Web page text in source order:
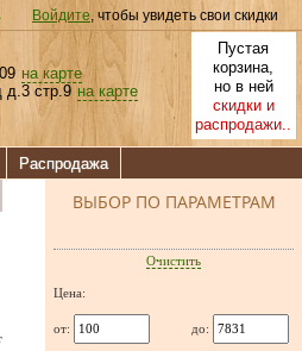
Войдите, чтобы увидеть свои скидки
Пустая
корзина,
но в ней
скидки и
распродажи..
на карте
д.3 стр.9 на карте
Распродажа
ВЫБОР ПО ПАРАМЕТРАМ
Очистить
Цена:
от: до: